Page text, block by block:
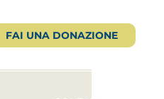
FAI UNA DONAZIONE